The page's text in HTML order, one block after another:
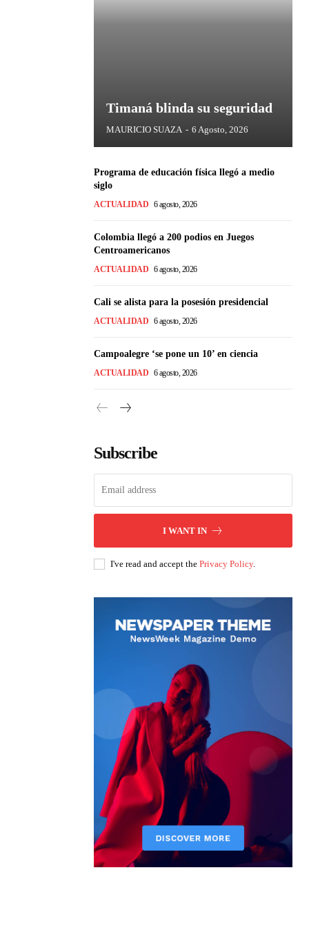
Timaná blinda su seguridad
MAURICIO SUAZA - 6 Agosto, 2026
Programa de educación física llegó a medio
siglo
ACTUALIDAD 6 agosto, 2026
Colombia llegó a 200 podios en Juegos
Centroamericanos
ACTUALIDAD 6 agosto, 2026
Cali se alista para la posesión presidencial
ACTUALIDAD 6 agosto, 2026
Campoalegre ‘se pone un 10’ en ciencia
ACTUALIDAD 6 agosto, 2026
Subscribe
I WANT IN
I've read and accept the Privacy Policy.